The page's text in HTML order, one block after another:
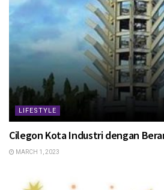
LIFESTYLE
Cilegon Kota Industri dengan
MARCH 1, 2023